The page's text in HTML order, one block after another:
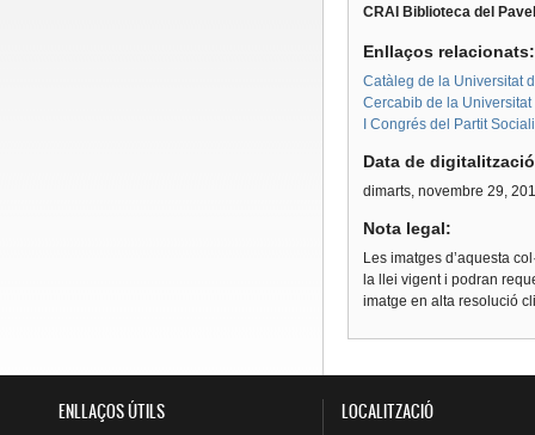
CRAI Biblioteca del
Enllaços
Catàleg de la Universitat
Cercabib de la
I Congrés del Partit
Data de
dimarts, novembre 29,
Nota legal:
Les imatges d’aquesta
la llei vigent i podran
imatge en alta resolució
ENLLAÇOS ÚTILS LOCALITZACIÓ